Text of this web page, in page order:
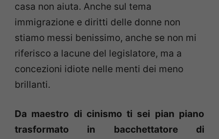
casa non aiuta. Anche sul tema
immigrazione e diritti delle donne non
stiamo messi benissimo, anche se non mi
riferisco a lacune del legislatore, ma a
concezioni idiote nelle menti dei meno
brillanti.
Da maestro di cinismo ti sei pian piano
trasformato in bacchettatore di